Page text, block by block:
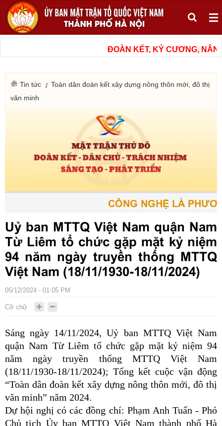
ĐOÀN KẾT, KỶ CƯƠNG,
Tin tức
Toàn dân đoàn kết xây dựng nông thôn mới, đô thị
văn minh
CÔNG NGHỆ LÀ
Uỷ ban MTTQ Việt Nam quận Nam
Từ Liêm tổ chức gặp mặt kỷ niệm
94 năm ngày truyền thống MTTQ
Việt Nam (18/11/1930-18/11/2024)
05/12/2024 - 01:05 PM
Cỡ chữ
Sáng ngày 14/11/2024, Uỷ ban MTTQ Việt Nam
quận Nam Từ Liêm tổ chức gặp mặt kỷ niệm 94
năm ngày truyền thống MTTQ Việt Nam
(18/11/1930-18/11/2024); Tổng kết cuộc vận động
“Toàn dân đoàn kết xây dựng nông thôn mới, đô thị
văn minh” năm 2024.
Dự hội nghị có các đồng chí: Phạm Anh Tuấn - Phó
Chủ tịch Ủy ban MTTQ Việt Nam thành phố Hà